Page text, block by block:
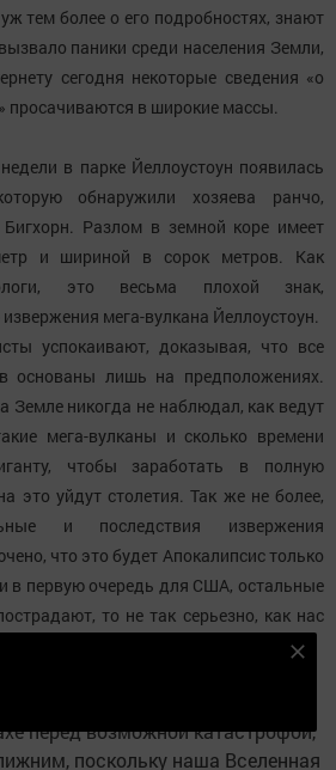
тем более о его подробностях, знают
паники среди населения Земли,
сегодня некоторые сведения «о
просачиваются в широкие массы.
в парке Йеллоустоун появилась
обнаружили хозяева ранчо,
Разлом в земной коре имеет
и шириной в сорок метров. Как
это весьма плохой знак,
мега-вулкана Йеллоустоун.
успокаивают, доказывая, что все
основаны лишь на предположениях.
Земле никогда не наблюдал, как ведут
мега-вулканы и сколько времени
чтобы заработать в полную
это уйдут столетия. Так же не более,
и последствия извержения
что это будет Апокалипсис только
в первую очередь для США, остальные
то не так серьезно, как нас
люди призывают землян
перед возможной катастрофой,
поскольку наша Вселенная